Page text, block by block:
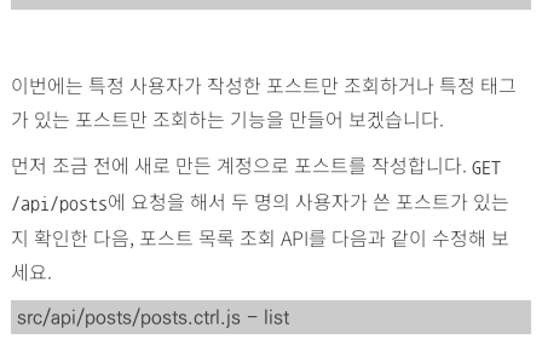
이번에는 특정 사용자가 작성한 포스트만 조회하거나 특정 태그
가 있는 포스트만 조회하는 기능을 만들어 보겠습니다.
먼저 조금 전에 새로 만든 계정으로 포스트를 작성합니다. GET
/api/posts에 요청을 해서 두 명의 사용자가 쓴 포스트가 있는
지 확인한 다음, 포스트 목록 조회 API를 다음과 같이 수정해 보
세요.
src/api/posts/posts.ctrl.js - list